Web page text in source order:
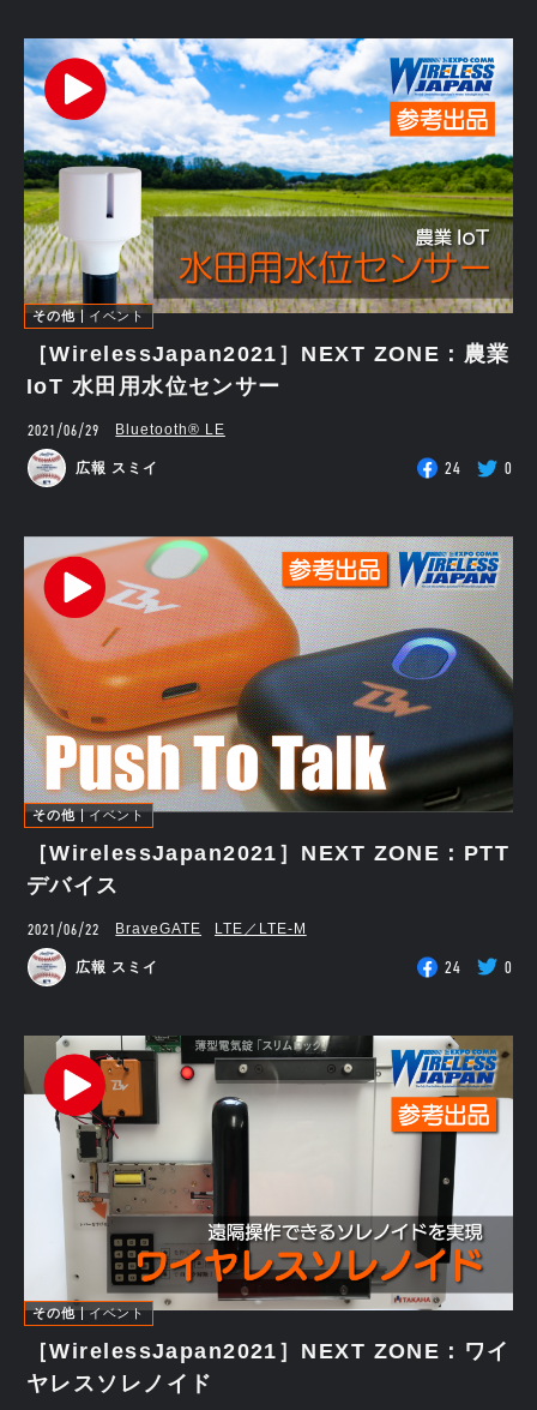
その他 イベント
［WirelessJapan2021］NEXT ZONE：農業
IoT 水田用水位センサー
2021/06/29 Bluetooth®︎ LE
広報 スミイ 24 0
その他 イベント
［WirelessJapan2021］NEXT ZONE：PTT
デバイス
2021/06/22 BraveGATE LTE／LTE-M
広報 スミイ 24 0
その他 イベント
［WirelessJapan2021］NEXT ZONE：ワイ
ヤレスソレノイド